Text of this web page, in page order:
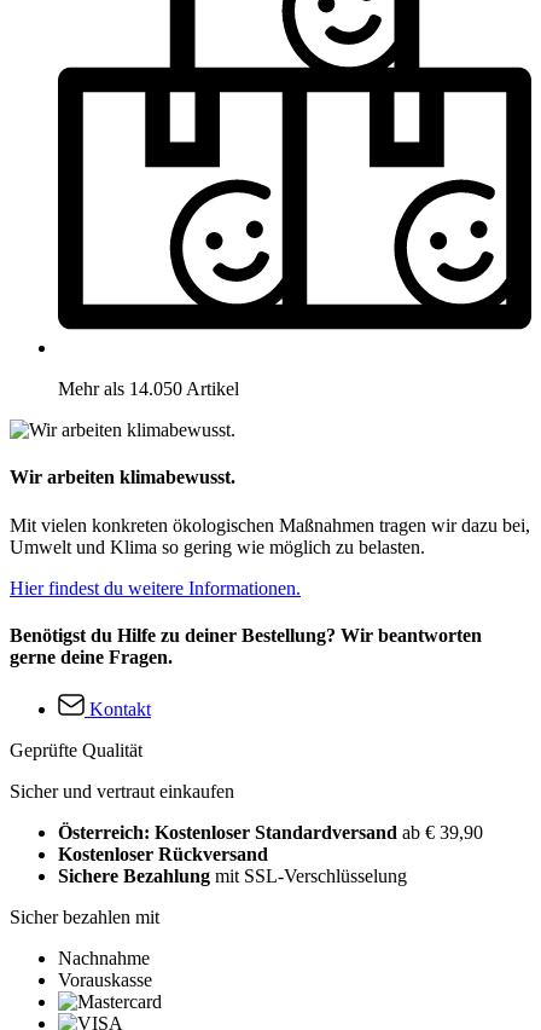
Mehr als 14.050 Artikel
Wir arbeiten klimabewusst.
Mit vielen konkreten ökologischen Maßnahmen tragen wir dazu bei,
Umwelt und Klima so gering wie möglich zu belasten.
Hier findest du weitere Informationen.
Benötigst du Hilfe zu deiner Bestellung? Wir beantworten
gerne deine Fragen.
Kontakt
Geprüfte Qualität
Sicher und vertraut einkaufen
Österreich: Kostenloser Standardversand ab € 39,90
Kostenloser Rückversand
Sichere Bezahlung mit SSL-Verschlüsselung
Sicher bezahlen mit
Nachnahme
Vorauskasse